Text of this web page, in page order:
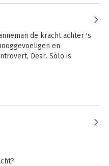
de kracht achter 's
en
Dear. Sólo is